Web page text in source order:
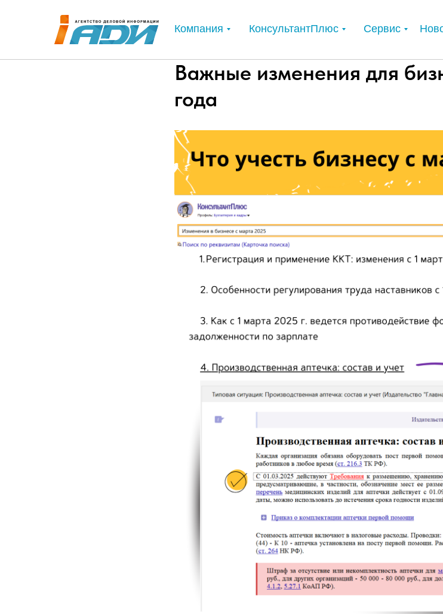
Компания КонсультантПлюс Сервис
Важные изменения для
года